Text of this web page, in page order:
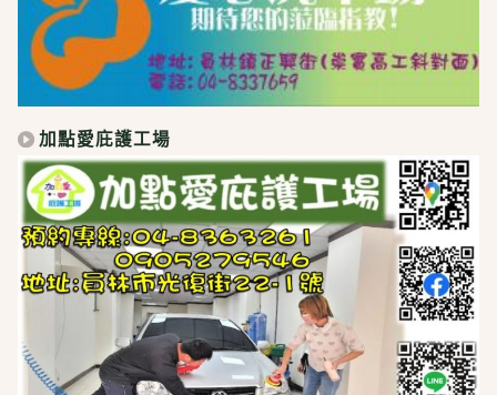
加點愛庇護工場